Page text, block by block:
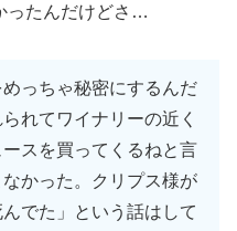
ったんだけどさ…
っちゃ秘密にするんだ
れてワイナリーの近く
スを買ってくるねと言
かった。クリプス様が
でた」という話はして